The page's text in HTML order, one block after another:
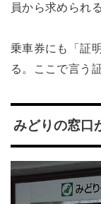
員から求められ
乗車券にも「証
る。ここで言う
みどりの窓口